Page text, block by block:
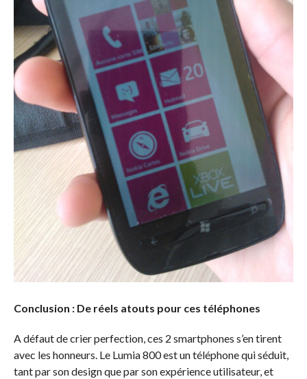
Conclusion : De réels atouts pour ces téléphones
A défaut de crier perfection, ces 2 smartphones s’en tirent
avec les honneurs. Le Lumia 800 est un téléphone qui séduit,
tant par son design que par son expérience utilisateur, et